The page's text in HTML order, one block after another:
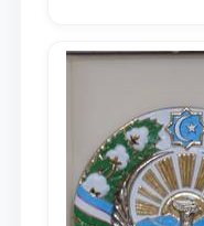
dayjesti